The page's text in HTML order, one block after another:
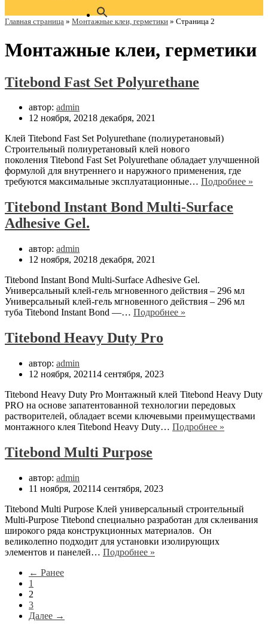
Главная страница » Монтажные клеи, герметики » Страница 2
Монтажные клеи, герметики
Titebond Fast Set Polyurethane
автор: admin
12 ноября, 20218 декабря, 2021
Клей Titebond Fast Set Polyurethane (полиуретановый)
Строительный полиуретановый клей нового
поколения Titebond Fast Set Polyurethane обладает улучшенной
формулой для внутреннего и наружного применения, где
требуются максимальные эксплуатационные… Подробнее »
Titebond Instant Bond Multi-Surface
Adhesive Gel.
автор: admin
12 ноября, 20218 декабря, 2021
Titebond Instant Bond Multi-Surface Adhesive Gel.
Универсальный клей-гель мгновенного действия – 296 мл
Универсальный клей-гель мгновенного действия – 296 мл
туба Titebond Instant Bond —… Подробнее »
Titebond Heavy Duty Pro
автор: admin
12 ноября, 202114 сентября, 2023
Titebond Heavy Duty Pro Монтажный клей Titebond Heavy Duty
PRO на основе запатентованной технологии передовых
растворителей, обладает всеми ключевыми преимуществами
монтажного клея Titebond Heavy Duty… Подробнее »
Titebond Multi Purpose
автор: admin
11 ноября, 202114 сентября, 2023
Titebond Multi Purpose Клей универсальный строительный
Multi-Purpose Titebond специально разработан для склеивания
широкого ряда конструкционных материалов. Он
великолепно подходит для установки изолирующих
элементов и панелей… Подробнее »
← Ранее
1
2
3
Далее →